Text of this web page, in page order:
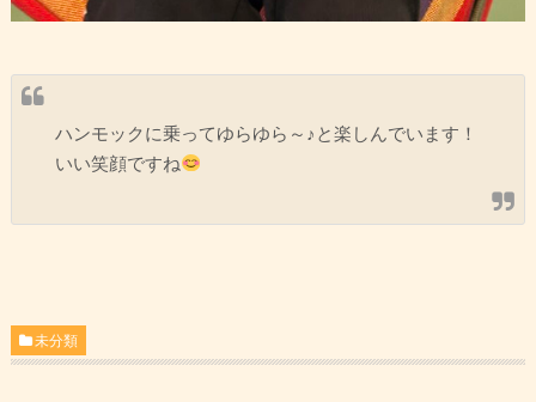
ハンモックに乗ってゆらゆら～♪と楽しんでいます！
いい笑顔ですね
未分類